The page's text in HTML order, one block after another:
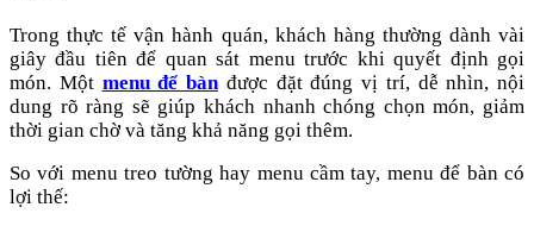
Trong thực tế vận hành quán, khách hàng thường dành vài
giây đầu tiên để quan sát menu trước khi quyết định gọi
món. Một menu để bànđược đặt đúng vị trí, dễ nhìn, nội
dung rõ ràng sẽ giúp khách nhanh chóng chọn món, giảm
thời gian chờ và tăng khả năng gọi thêm.
So với menu treo tường hay menu cầm tay, menu để bàn có
lợi thế: